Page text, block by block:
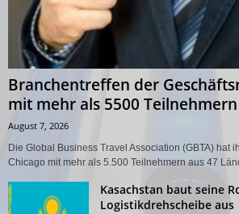
Branchentreffen der
mit mehr als 5500
August 7, 2026
Die Global Business Travel Association (GBTA) hat
Chicago mit mehr als 5.500 Teilnehmern aus 47
Kasachstan baut seine
Logistikdrehscheibe aus